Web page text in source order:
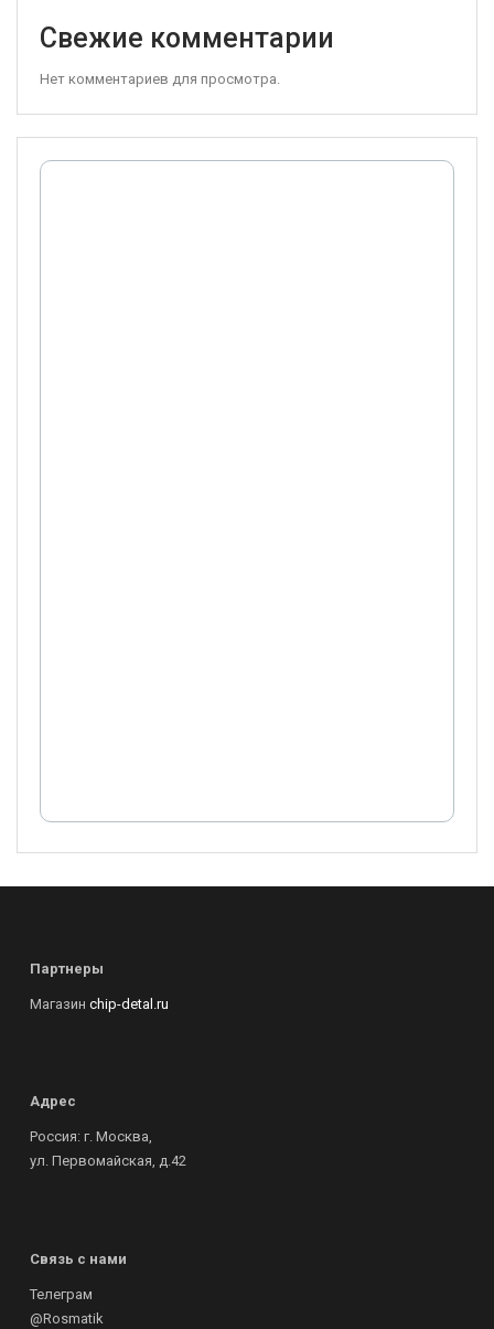
Свежие комментарии
Нет комментариев для просмотра.
Партнеры
Магазин chip-detal.ru
Адрес
Россия: г. Москва,
ул. Первомайская, д.42
Связь с нами
Телеграм
@Rosmatik